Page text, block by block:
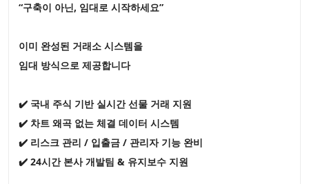
“구축이 아닌, 임대로 시작하세요”
이미 완성된 거래소 시스템을
임대 방식으로 제공합니다
✔️ 국내 주식 기반 실시간 선물 거래 지원
✔️ 차트 왜곡 없는 체결 데이터 시스템
✔️ 리스크 관리 / 입출금 / 관리자 기능 완비
✔️ 24시간 본사 개발팀 & 유지보수 지원